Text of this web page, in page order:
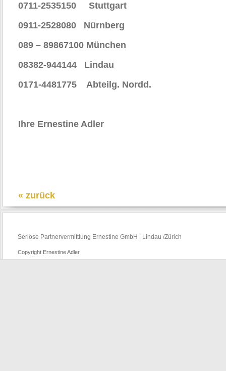
0711-2535150 Stuttgart
0911-2528080 Nürnberg
089 – 89867100 München
08382-944144 Lindau
0171-4481775 Abteilg. Nordd.
Ihre Ernestine Adler
« zurück
Seriöse Partnervermittlung Ernestine GmbH | Lindau /Zürich
Copyright Ernestine Adler